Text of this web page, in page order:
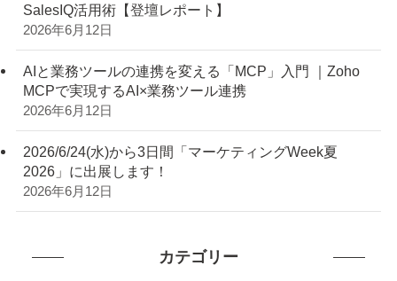
SalesIQ活用術【登壇レポート】
2026年6月12日
AIと業務ツールの連携を変える「MCP」入門 ｜Zoho
MCPで実現するAI×業務ツール連携
2026年6月12日
2026/6/24(水)から3日間「マーケティングWeek夏
2026」に出展します！
2026年6月12日
カテゴリー